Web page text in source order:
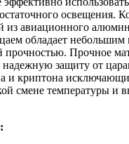
освещения.
из авиационного
обладает небольшим
прочностью. Прочное
надежную защиту от
и криптона
смене температуры и